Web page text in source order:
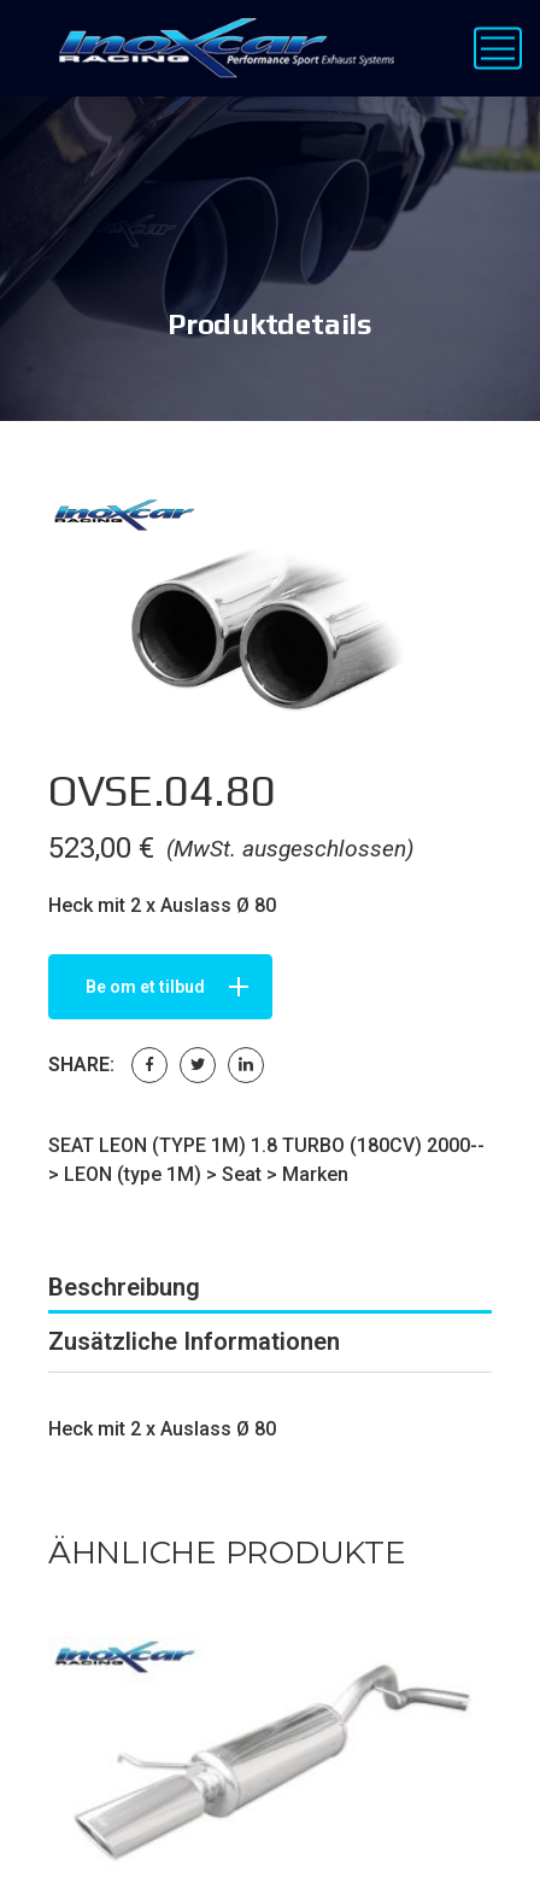
Produktdetails
OVSE.04.80
(MwSt. ausgeschlossen)
523,00 €
Heck mit 2 x Auslass Ø 80
Be om et tilbud
SHARE:
SEAT LEON (TYPE 1M) 1.8 TURBO (180CV) 2000--
> LEON (type 1M) > Seat > Marken
Beschreibung
Zusätzliche Informationen
Heck mit 2 x Auslass Ø 80
ÄHNLICHE PRODUKTE